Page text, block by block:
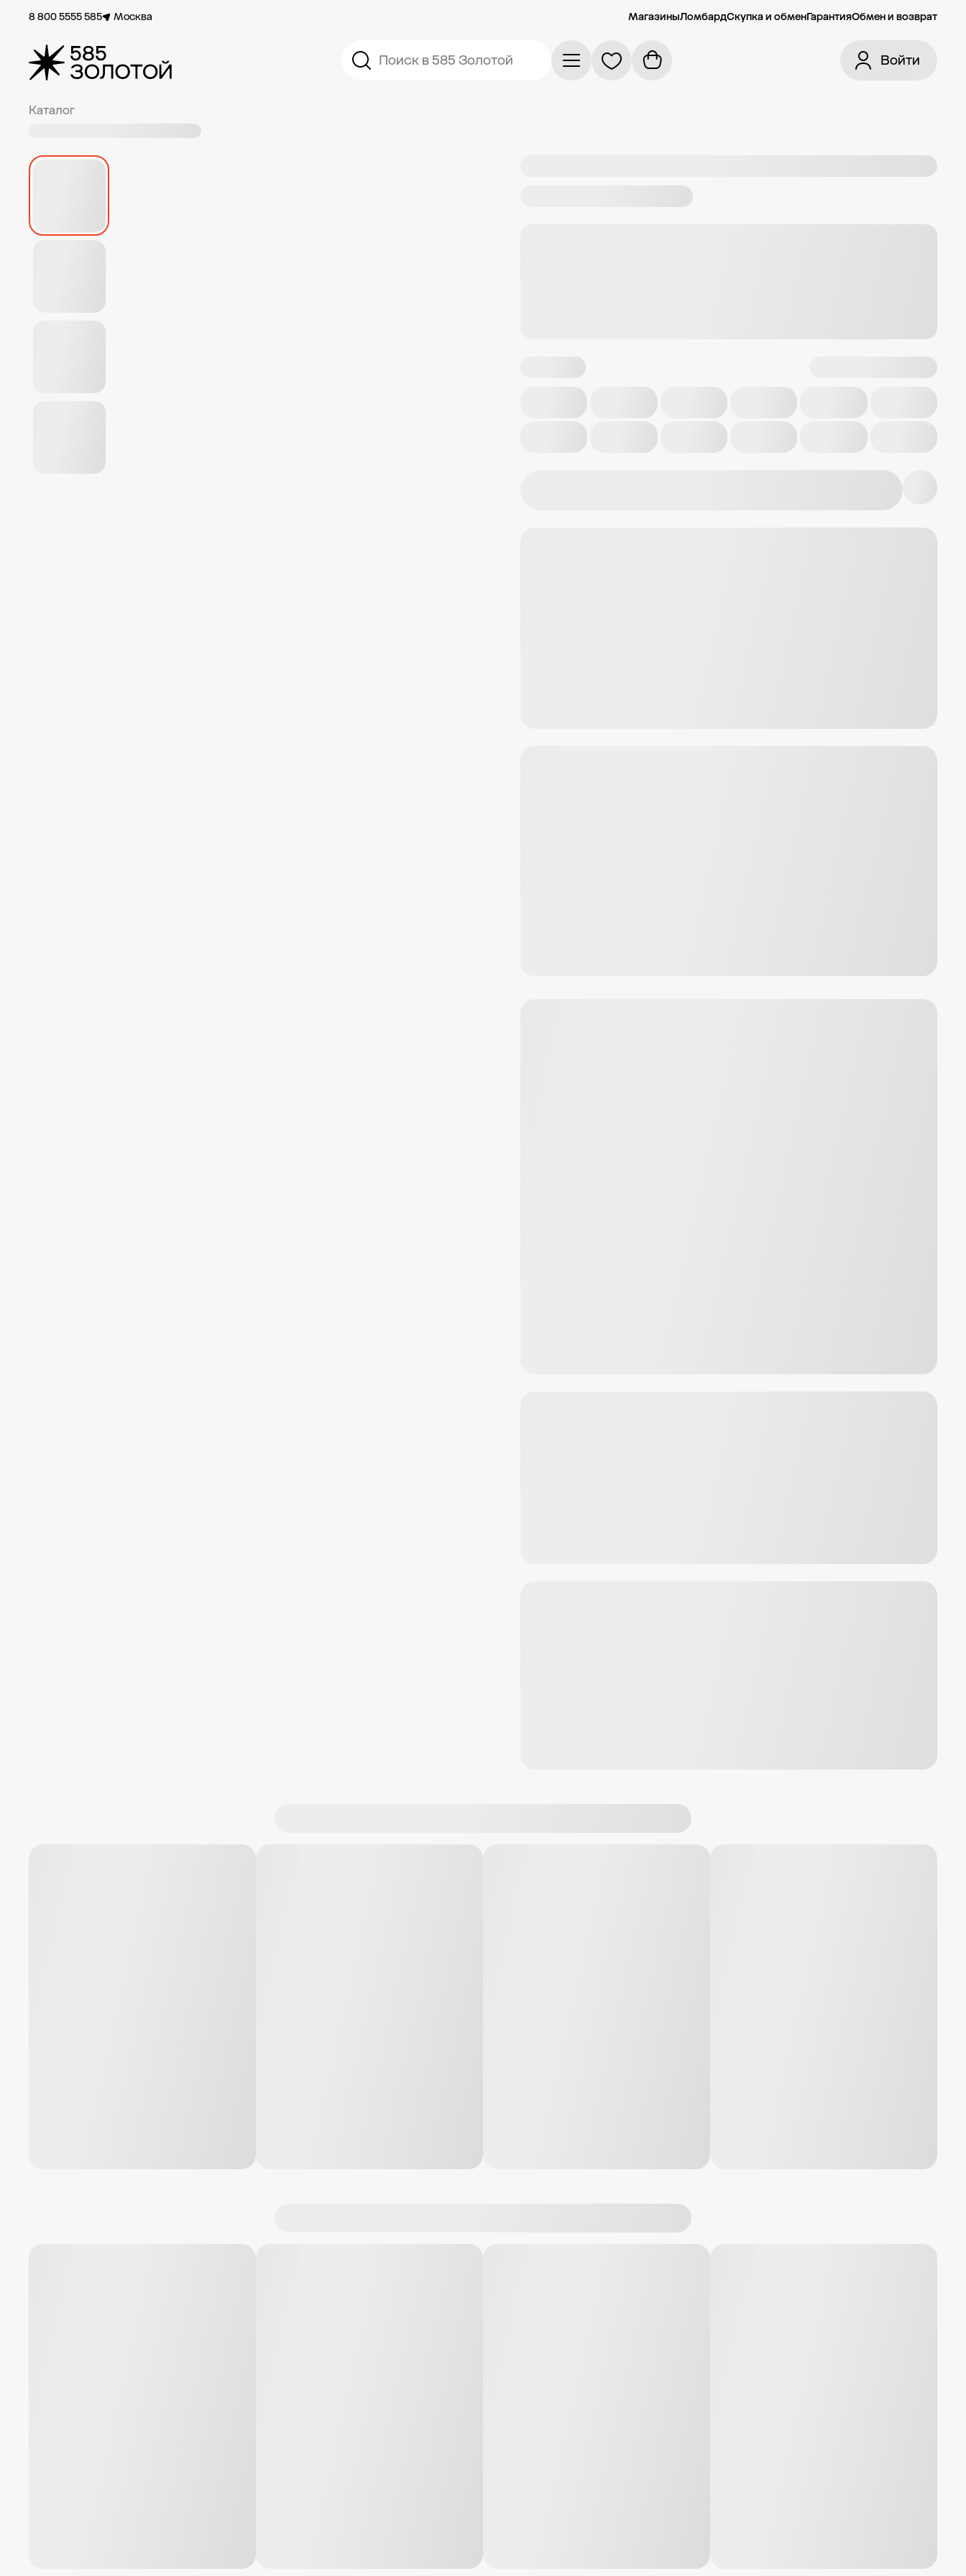
8 800 5555 585 Москва МагазиныЛомбардСкупка и обменГарантияОбмен и возврат
Поиск в 585 Золотой Войти
Каталог